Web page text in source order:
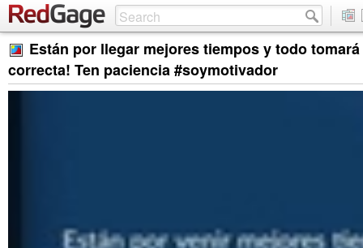
Están por llegar mejores tiempos y todo
correcta! Ten paciencia #soymotivador